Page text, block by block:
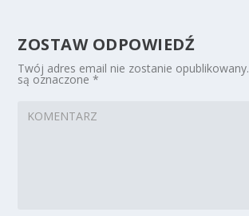
ZOSTAW ODPOWIEDŹ
Twój adres email nie zostanie opublikowany.
są oznaczone*